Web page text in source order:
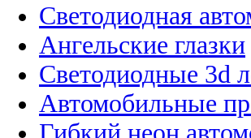
Светодиодная
Ангельские глазки
Светодиодные 3d
Автомобильные